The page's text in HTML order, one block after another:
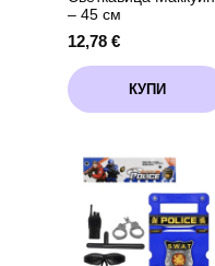
– 45 см
12,78 €
КУПИ